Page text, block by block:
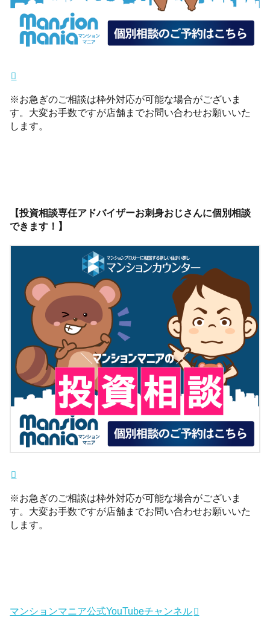
※お急ぎのご相談は枠外対応が可能な場合がございま
す。大変お手数ですが店舗までお問い合わせお願いいた
します。
【投資相談専任アドバイザーお刺身おじさんに個別相談
できます！】
※お急ぎのご相談は枠外対応が可能な場合がございま
す。大変お手数ですが店舗までお問い合わせお願いいた
します。
マンションマニア公式YouTubeチャンネル